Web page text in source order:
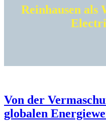
Rein­hausen als
Von der
globalen